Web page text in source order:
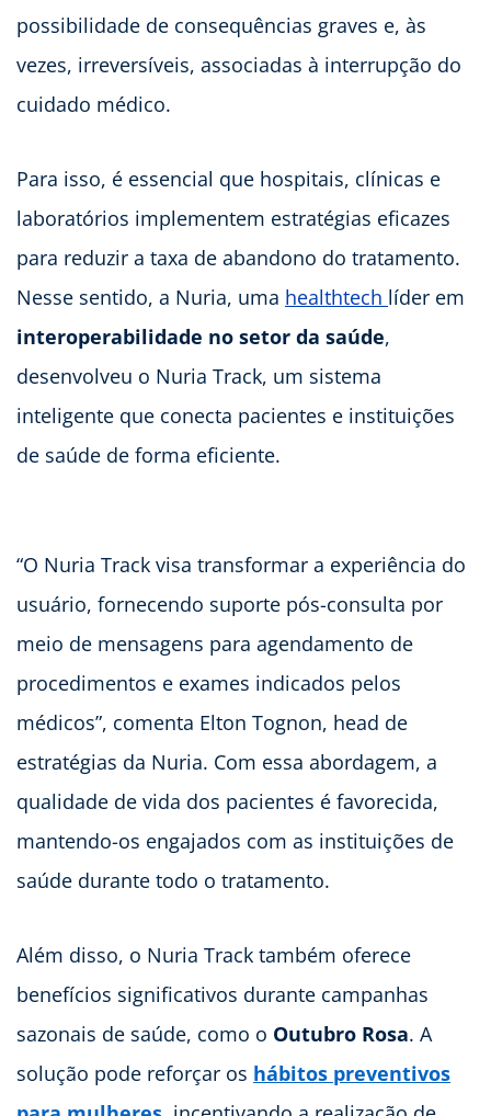
possibilidade de consequências graves e, às
vezes, irreversíveis, associadas à interrupção do
cuidado médico.
Para isso, é essencial que hospitais, clínicas e
laboratórios implementem estratégias eficazes
para reduzir a taxa de abandono do tratamento.
Nesse sentido, a Nuria, uma healthtech líder em
interoperabilidade no setor da saúde,
desenvolveu o Nuria Track, um sistema
inteligente que conecta pacientes e instituições
de saúde de forma eficiente.
“O Nuria Track visa transformar a experiência do
usuário, fornecendo suporte pós-consulta por
meio de mensagens para agendamento de
procedimentos e exames indicados pelos
médicos”, comenta Elton Tognon, head de
estratégias da Nuria. Com essa abordagem, a
qualidade de vida dos pacientes é favorecida,
mantendo-os engajados com as instituições de
saúde durante todo o tratamento.
Além disso, o Nuria Track também oferece
benefícios significativos durante campanhas
sazonais de saúde, como o Outubro Rosa. A
solução pode reforçar os hábitos preventivos